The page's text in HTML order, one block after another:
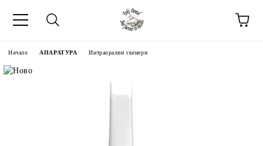
Начало АПАРАТУРА Интраорални скенери